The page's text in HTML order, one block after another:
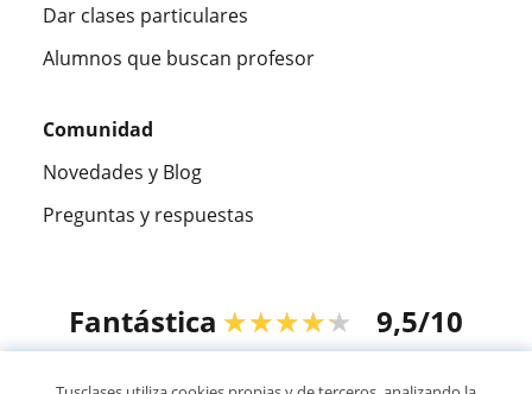
Dar clases particulares
Alumnos que buscan profesor
Comunidad
Novedades y Blog
Preguntas y respuestas
Fantástica ★★★★★ 9,5/10